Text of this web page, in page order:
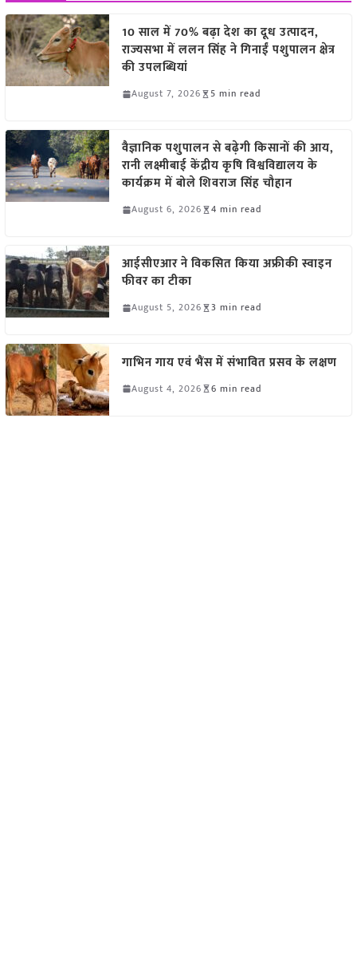
10 साल में 70% बढ़ा देश का दूध उत्पादन,
राज्यसभा में ललन सिंह ने गिनाईं पशुपालन क्षेत्र
की उपलब्धियां
August 7, 2026 5 min read
वैज्ञानिक पशुपालन से बढ़ेगी किसानों की आय,
रानी लक्ष्मीबाई केंद्रीय कृषि विश्वविद्यालय के
कार्यक्रम में बोले शिवराज सिंह चौहान
August 6, 2026 4 min read
आईसीएआर ने विकसित किया अफ्रीकी स्वाइन
फीवर का टीका
August 5, 2026 3 min read
गाभिन गाय एवं भैंस में संभावित प्रसव के लक्षण
August 4, 2026 6 min read